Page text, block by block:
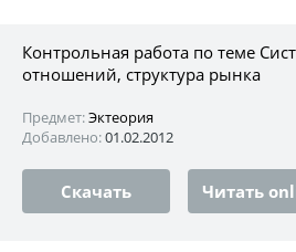
Контрольная работа по теме
отношений, структура рынка
Предмет:Эктеория
Добавлено:01.02.2012
Скачать Читать